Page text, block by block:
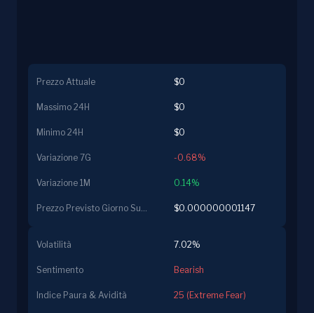
Prezzo Attuale $0
Massimo 24H $0
Minimo 24H $0
Variazione 7G -0.68%
Variazione 1M 0.14%
Prezzo Previsto Giorno Successivo $0.000000001147
Volatilità 7.02%
Sentimento Bearish
Indice Paura & Avidità 25 (Extreme Fear)